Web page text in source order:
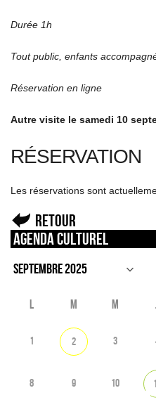
Durée 1h
Tout public, enfants
Réservation en ligne
Autre visite le samedi 10
RÉSERVATION
Les réservations sont
Retour
Agenda culturel
L M M
1 2 3
8 9 10